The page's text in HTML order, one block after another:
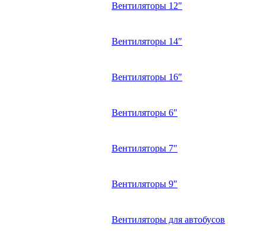
Вентиляторы 12″
Вентиляторы 14″
Вентиляторы 16″
Вентиляторы 6″
Вентиляторы 7″
Вентиляторы 9″
Вентиляторы для автобусов